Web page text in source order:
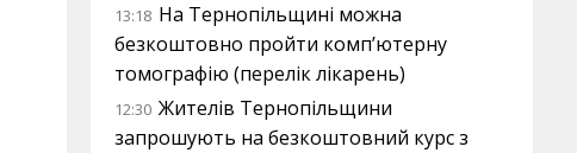
13:18 На Тернопільщині можна
безкоштовно пройти комп’ютерну
томографію (перелік лікарень)
12:30 Жителів Тернопільщини
запрошують на безкоштовний курс з